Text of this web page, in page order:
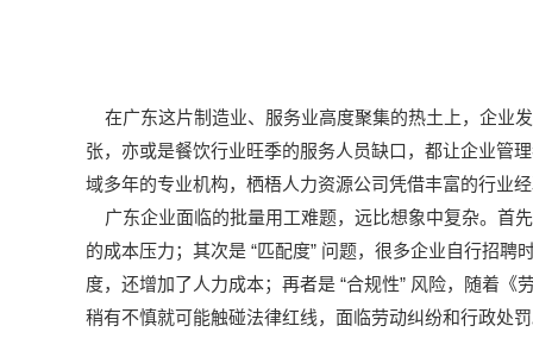
在广东这片制造业、服务业高度聚集的热土上，企业
张，亦或是餐饮行业旺季的服务人员缺口，都让企业管
域多年的专业机构，栖梧人力资源公司凭借丰富的行业
广东企业面临的批量用工难题，远比想象中复杂。首
的成本压力；其次是 “匹配度” 问题，很多企业自行招聘
度，还增加了人力成本；再者是 “合规性” 风险，随着《
稍有不慎就可能触碰法律红线，面临劳动纠纷和行政处